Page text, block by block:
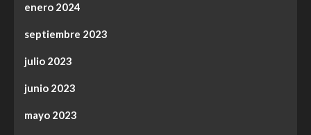
enero 2024
septiembre 2023
julio 2023
junio 2023
mayo 2023